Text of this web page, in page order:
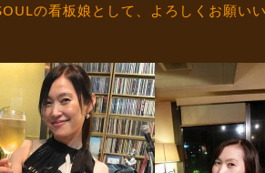
の看板娘として、よろしくお願